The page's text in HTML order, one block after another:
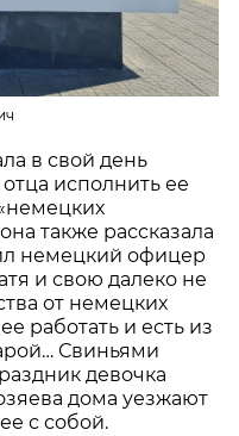
в свой день
исполнить ее
также рассказала
немецкий офицер
и свою далеко не
от немецких
работать и есть из
Свиньями
девочка
дома уезжают
с собой.